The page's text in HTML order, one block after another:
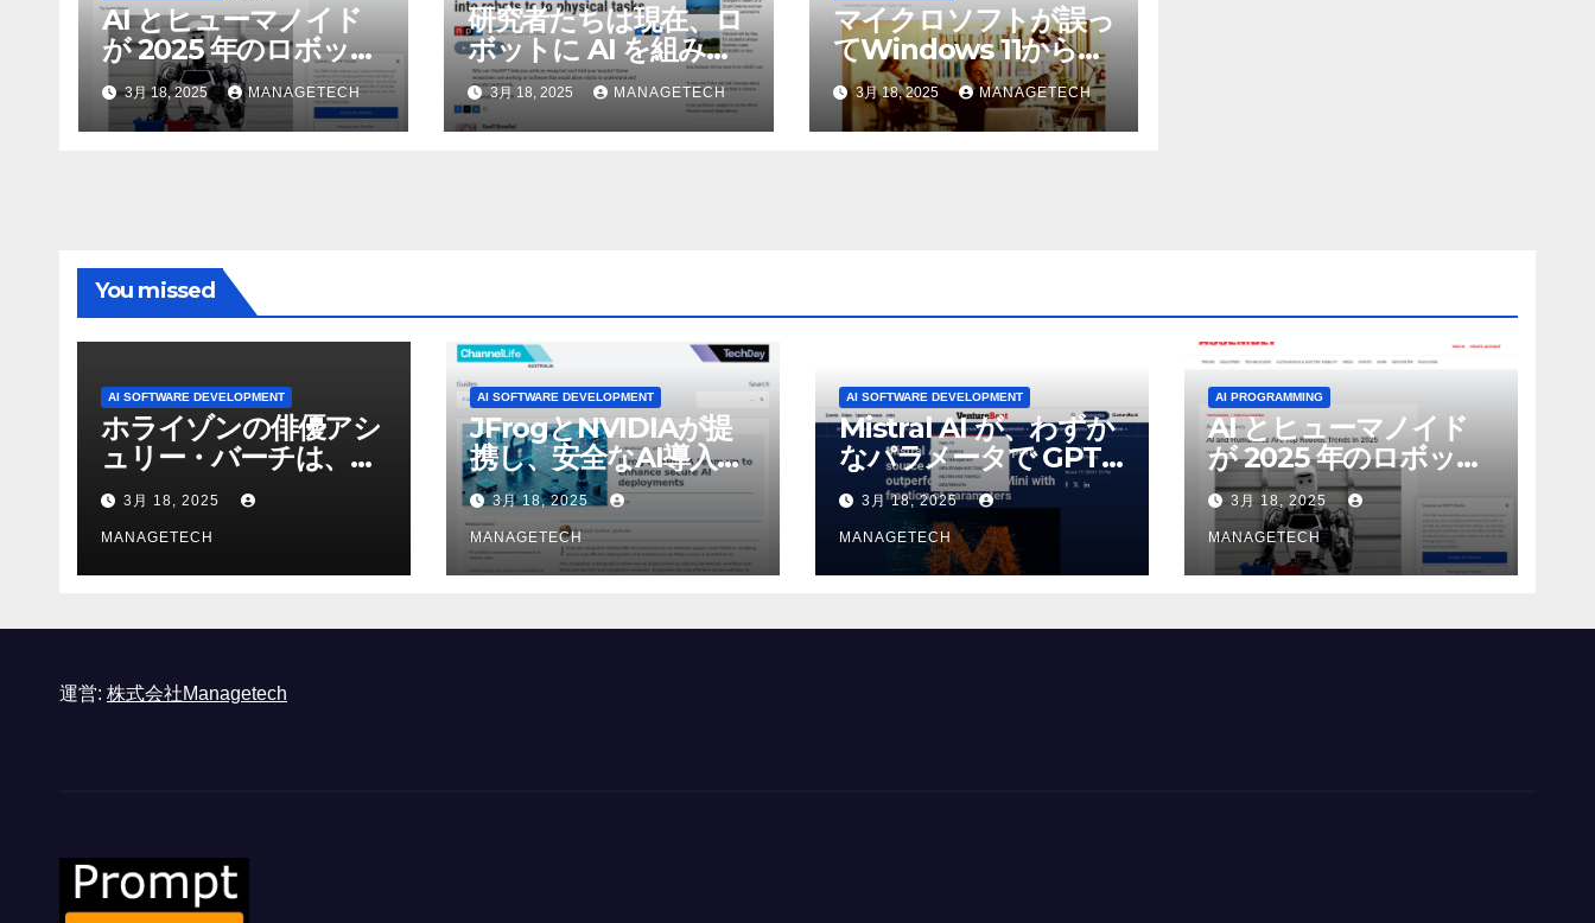
AI とヒューマノイド
が 2025 年のロボット
のトップトレンドに |
ASSEMBLY
3月 18, 2025 MANAGETECH
研究者たちは現在、ロ
ボットに AI を組み込
んで物理的な作業を実
行させている | ノーザ
ン パブリック ラジオ:
3月 18, 2025 MANAGETECH
マイクロソフトが誤っ
てWindows 11から嫌
われているAI機能を削
除したことにユーザー
が歓喜
3月 18, 2025 MANAGETECH
You missed
AI SOFTWARE DEVELOPMENT
ホライゾンの俳優アシ
ュリー・バーチは、ソ
ニーのAIアロイのビデ
オを見て「ゲームパフ
ォーマンスという芸術
形式に不安を感じた」
3月 18, 2025
MANAGETECH
AI SOFTWARE DEVELOPMENT
JFrogとNVIDIAが提
携し、安全なAI導入を
強化
3月 18, 2025
MANAGETECH
AI SOFTWARE DEVELOPMENT
Mistral AI が、わずか
なパラメータで GPT-
4o Mini を上回る新し
いオープンソース モ
デルをリリース |
VentureBeat
3月 18, 2025
MANAGETECH
AI PROGRAMMING
AI とヒューマノイド
が 2025 年のロボット
のトップトレンドに |
ASSEMBLY
3月 18, 2025
MANAGETECH
運営: 株式会社Managetech